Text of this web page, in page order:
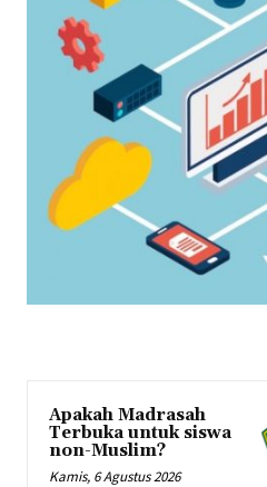
Apakah Madrasah
Terbuka untuk siswa
non-Muslim?
Kamis, 6 Agustus 2026